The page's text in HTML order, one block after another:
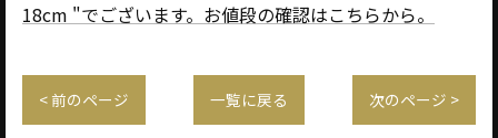
18cm "でございます。お値段の確認はこちらから。
< 前のページ 一覧に戻る 次のページ >